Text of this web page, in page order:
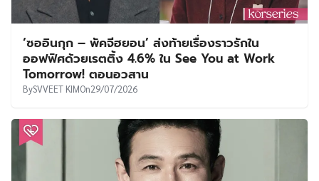
‘ซออินกุก – พัคจีฮยอน’ ส่งท้ายเรื่องราวรักใน
ออฟฟิศด้วยเรตติ้ง 4.6% ใน See You at Work
Tomorrow! ตอนอวสาน
BySVVEET KIMOn29/07/2026